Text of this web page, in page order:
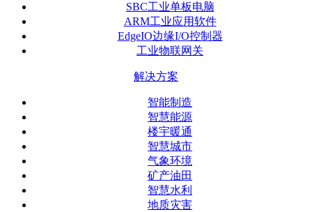
SBC工业单板电脑
ARM工业应用软件
EdgeIO边缘I/O控制器
工业物联网关
解决方案
智能制造
智慧能源
楼宇暖通
智慧城市
气象环境
矿产油田
智慧水利
地质灾害